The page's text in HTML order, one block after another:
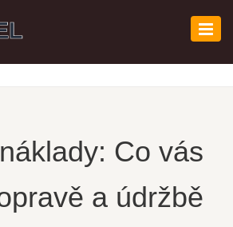
Co vás
a údržbě